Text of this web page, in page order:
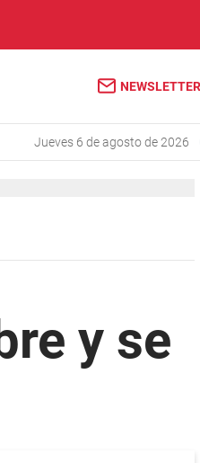
NEWSLETTER
jueves 6 de agosto de 2026
y se